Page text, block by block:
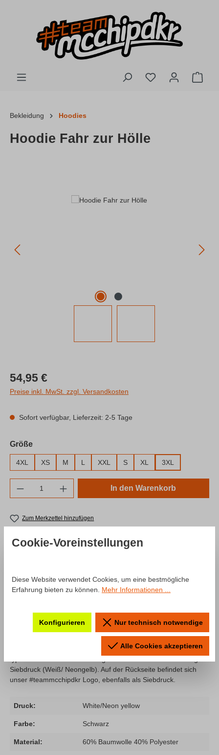
Du hast 0
Bekleidung Hoodies
Hoodie Fahr zur Hölle
Bildergalerie überspringen
Regulärer Preis:
54,95 €
Preise inkl. MwSt. zzgl. Versandkosten
Sofort verfügbar, Lieferzeit: 2-5 Tage
Größeauswählen
4XL XS M L XXL S XL 3XL
Produkt Anzahl: Gib den gewünschten
In den Warenkorb
Zum Merkzettel hinzufügen
zur Hölle"
Ein Hoodie aus unserer “Fahr zur Hölle“ Kollektion neu
aufgelegt für die Saison 2024! Der Hoodie kommt mit dem
Siebdruck (Weiß/ Neongelb). Auf der Rückseite befindet sich
unser #teammcchipdkr Logo, ebenfalls als Siebdruck.
Druck: White/Neon yellow
Farbe: Schwarz
Material: 60% Baumwolle 40% Polyester
Cookie-Voreinstellungen
Diese Website verwendet Cookies, um eine bestmögliche
Erfahrung bieten zu können. Mehr Informationen ...
Konfigurieren Nur technisch notwendige
Alle Cookies akzeptieren